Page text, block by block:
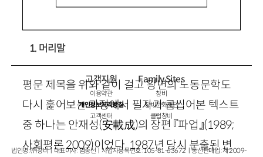
1. 머리말
평문 제목을 위와 같이 걸고 왕년의 노동문학도
다시 훑어보는 과정에서 필자가 곱씹어본 텍스트
중 하나는 안재성(安載成)의 장편 『파업』(1989;
사회평론2009)이었다.1987년 당시 분출된 변
고객지원
이용약관
개인정보처리방침
고객센터
Family Sites
창비
창비문화재단
클럽창비
법인명 : ㈜창비ㅣ대표이사 : 염종선ㅣ사업자등록번호 : 105-81-63672ㅣ통신판매업 : 제 2009-